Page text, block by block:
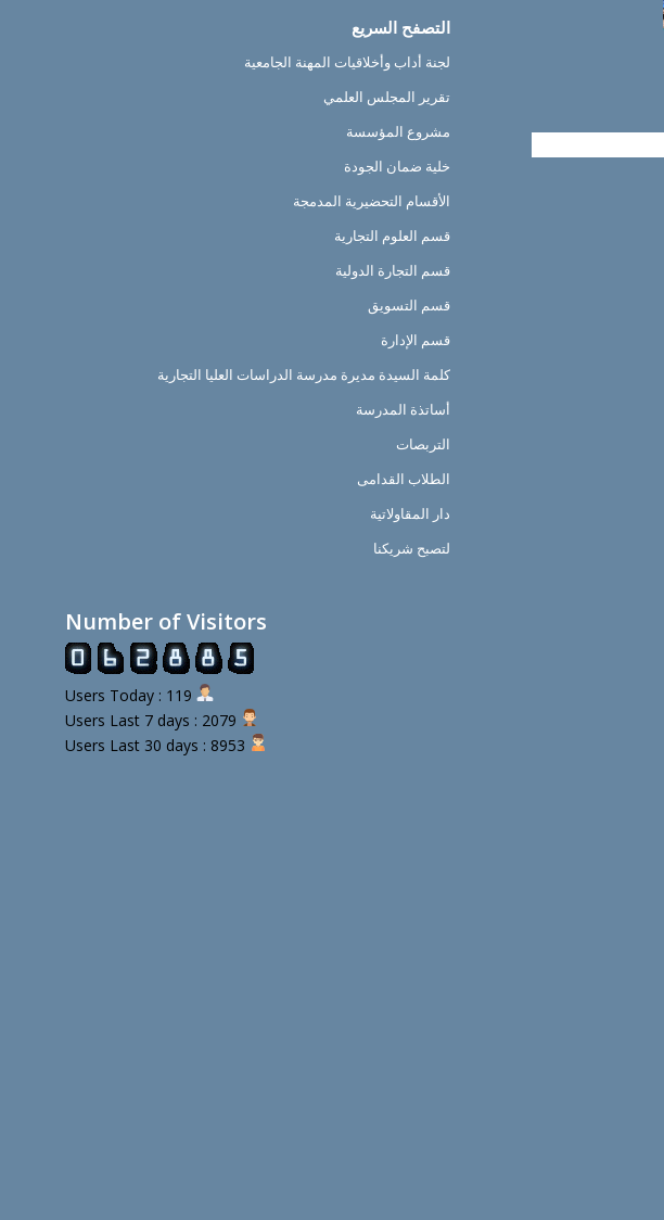
التصفح السريع
لجنة أداب وأخلاقيات المهنة الجامعية
تقرير المجلس العلمي
مشروع المؤسسة
خلية ضمان الجودة
الأقسام التحضيرية المدمجة
قسم العلوم التجارية
قسم التجارة الدولية
قسم التسويق
قسم الإدارة
كلمة السيدة مديرة مدرسة الدراسات العليا التجارية
أساتذة المدرسة
التربصات
الطلاب القدامى
دار المقاولاتية
لتصبح شريكنا
Number of Visitors
Users Today : 119